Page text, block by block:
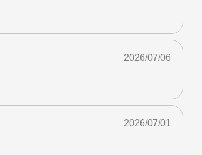
2026/07/06
2026/07/01